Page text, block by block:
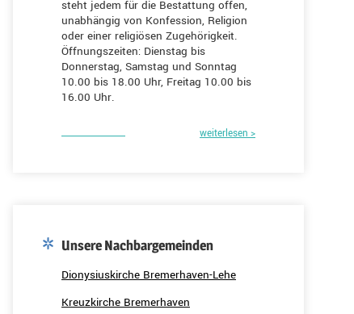
steht jedem für die Bestattung offen,
unabhängig von Konfession, Religion
oder einer religiösen Zugehörigkeit.
Öffnungszeiten: Dienstag bis
Donnerstag, Samstag und Sonntag
10.00 bis 18.00 Uhr, Freitag 10.00 bis
16.00 Uhr.
weiterlesen >
Unsere Nachbargemeinden
Dionysiuskirche Bremerhaven-Lehe
Kreuzkirche Bremerhaven